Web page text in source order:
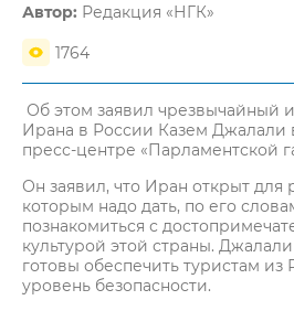
Автор: Редакция «НГК»
1764
Об этом заявил чрезвычайный
Ирана в России Казем Джалали
пресс-центре «Парламентской
Он заявил, что Иран открыт для
которым надо дать, по его
познакомиться с
культурой этой страны.
готовы обеспечить туристам
уровень безопасности.